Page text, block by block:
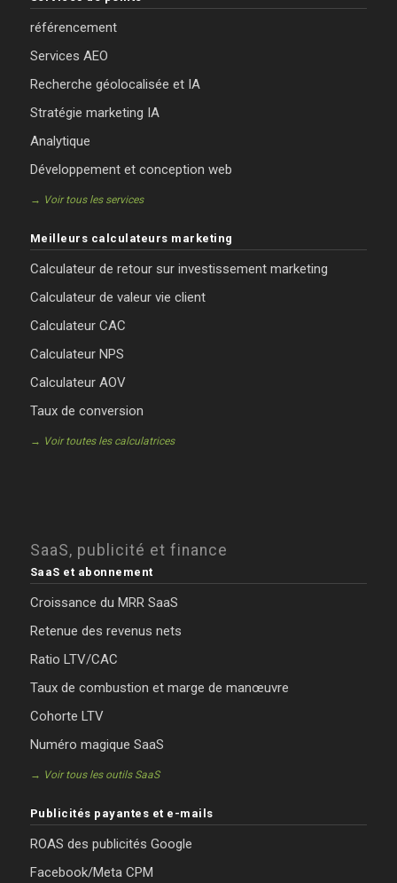
référencement
Services AEO
Recherche géolocalisée et IA
Stratégie marketing IA
Analytique
Développement et conception web
→ Voir tous les services
Meilleurs calculateurs marketing
Calculateur de retour sur investissement marketing
Calculateur de valeur vie client
Calculateur CAC
Calculateur NPS
Calculateur AOV
Taux de conversion
→ Voir toutes les calculatrices
SaaS, publicité et finance
SaaS et abonnement
Croissance du MRR SaaS
Retenue des revenus nets
Ratio LTV/CAC
Taux de combustion et marge de manœuvre
Cohorte LTV
Numéro magique SaaS
→ Voir tous les outils SaaS
Publicités payantes et e-mails
ROAS des publicités Google
Facebook/Meta CPM